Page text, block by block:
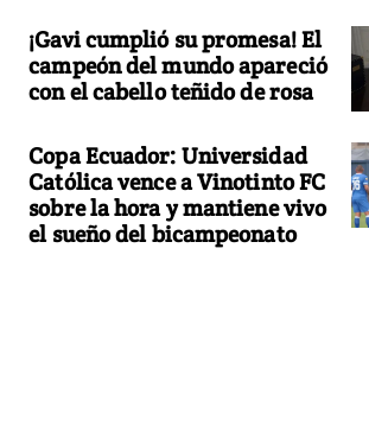
¡Gavi cumplió su promesa! El
campeón del mundo apareció
con el cabello teñido de rosa
Copa Ecuador: Universidad
Católica vence a Vinotinto FC
sobre la hora y mantiene vivo
el sueño del bicampeonato